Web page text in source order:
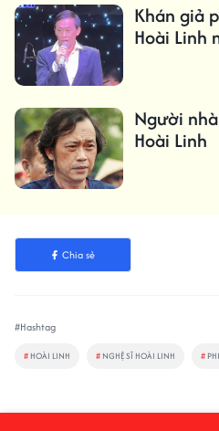
Khán giả
Hoài Linh
Người
Hoài Linh
Chia sẻ
#Hashtag
# HOÀI LINH # NGHỆ SĨ HOÀI LINH #